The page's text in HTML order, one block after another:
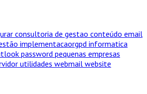
consultoria de gestao conteúdo email
implementacaorgpd informatica
password pequenas empresas
utilidades webmail website